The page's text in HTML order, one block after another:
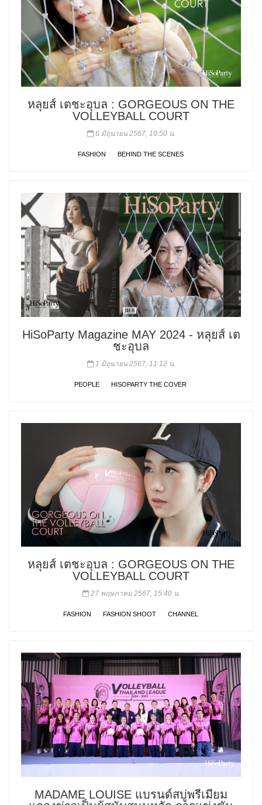
หลุยส์ เตชะอุบล : GORGEOUS ON THE
VOLLEYBALL COURT
6 มิถุนายน 2567, 10:50 น.
FASHION BEHIND THE SCENES
HiSoParty Magazine MAY 2024 - หลุยส์ เต
ชะอุบล
1 มิถุนายน 2567, 11:12 น.
PEOPLE HISOPARTY THE COVER
หลุยส์ เตชะอุบล : GORGEOUS ON THE
VOLLEYBALL COURT
27 พฤษภาคม 2567, 15:40 น.
FASHION FASHION SHOOT CHANNEL
MADAME LOUISE แบรนด์สบู่พรีเมียม